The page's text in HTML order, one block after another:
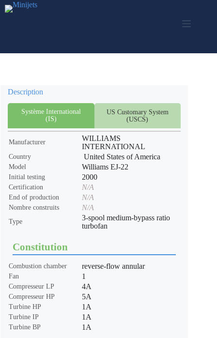
Skip
to
Description
Système International
(IS)
US Customary System
(USCS)
Manufacturer
WILLIAMS
INTERNATIONAL
Country United States of America
Model Williams EJ-22
Initial testing 2000
Certification N/A
End of production N/A
Nombre construits N/A
Type
3-spool medium-bypass ratio
turbofan
Constitution
Combustion chamber reverse-flow annular
Fan 1
Compresseur LP 4A
Compresseur HP 5A
Turbine HP 1A
Turbine IP 1A
Turbine BP 1A